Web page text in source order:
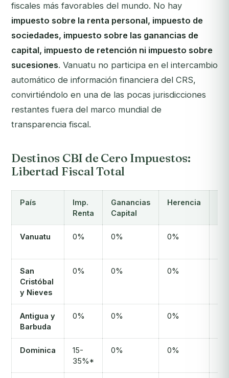
fiscales más favorables del mundo. No hay
impuesto sobre la renta personal, impuesto de
sociedades, impuesto sobre las ganancias de
capital, impuesto de retención ni impuesto sobre
sucesiones. Vanuatu no participa en el intercambio
automático de información financiera del CRS,
convirtiéndolo en una de las pocas jurisdicciones
restantes fuera del marco mundial de
transparencia fiscal.
Destinos CBI de Cero Impuestos:
Libertad Fiscal Total
País
Imp.
Renta
Ganancias
Capital
Herencia
Vanuatu 0% 0% 0%
San
Cristóbal
y Nieves
0% 0% 0%
Antigua y
Barbuda
0% 0% 0%
Dominica
15-
35%*
0% 0%